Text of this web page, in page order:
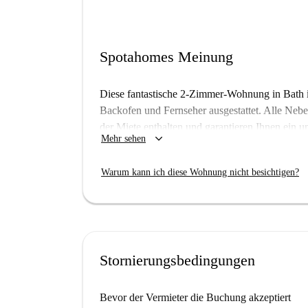
Spotahomes Meinung
Diese fantastische 2-Zimmer-Wohnung in
Backofen und Fernseher ausgestattet. Alle
der Miete enthalten und garantieren Ihnen ein
Immobilie nicht persönlich von Spotahome
Attraktionen und Einrichtungen. Die Oldfield
Mehr sehen keyboard_arrow_down
Warum kann ich diese Wohnung nicht besichtigen?
Stornierungsbedingungen
Bevor der Vermieter die Buchung akzeptiert